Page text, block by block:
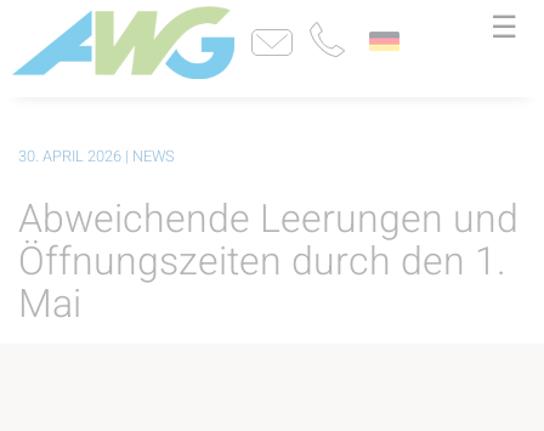
☰
30. APRIL 2026 | NEWS
Abweichende Leerungen und
Öffnungszeiten durch den 1.
Mai